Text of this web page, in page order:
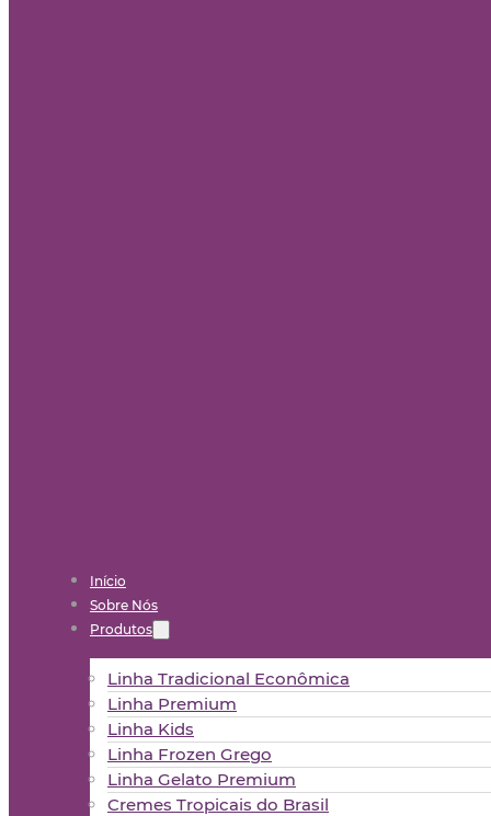
Início
Sobre Nós
Produtos
Linha Tradicional Econômica
Linha Premium
Linha Kids
Linha Frozen Grego
Linha Gelato Premium
Cremes Tropicais do Brasil